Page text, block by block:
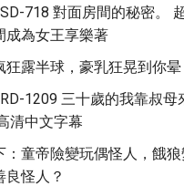
718 對面房間的秘密。
成為女王享樂著
狂露半球，豪乳狂晃到你晕
1209 三十歲的我靠叔母
清中文字幕
：童帝險變玩偶怪人，餓
良怪人？